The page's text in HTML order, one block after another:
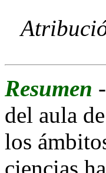
Resumen
del aula
los
ciencias